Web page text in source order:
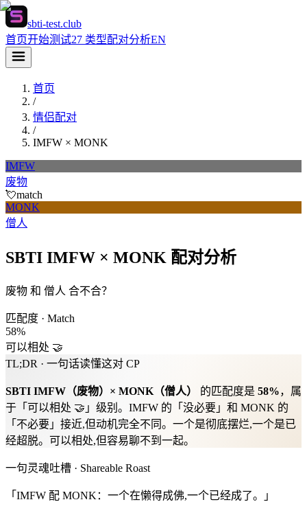
sbti-test.club
首页开始测试27 类型配对分析EN
首页
/
情侣配对
/
IMFW × MONK
IMFW
废物
💘match
MONK
僧人
SBTI IMFW × MONK 配对分析
废物 和 僧人 合不合？
匹配度 · Match
58%
可以相处 🤝
TL;DR · 一句话读懂这对 CP
SBTI IMFW （废物）× MONK （僧人） 的匹配度是 58%，属
于「 可以相处 🤝 」级别。 IMFW 的「没必要」和 MONK 的
「不必要」接近,但动机完全不同。一个是彻底摆烂,一个是已
经超脱。可以相处,但容易聊不到一起。
一句灵魂吐槽 · Shareable Roast
「IMFW 配 MONK：一个在懒得成佛,一个已经成了。」